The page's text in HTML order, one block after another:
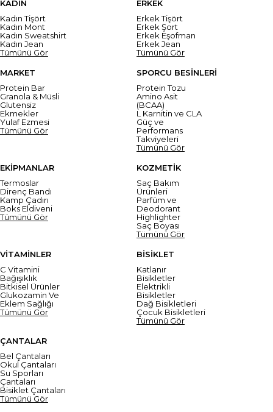
KADIN
Kadın Tişört
Kadın Mont
Kadın Sweatshirt
Kadın Jean
Tümünü Gör
ERKEK
Erkek Tişört
Erkek Şort
Erkek Eşofman
Erkek Jean
Tümünü Gör
MARKET
Protein Bar
Granola & Müsli
Glutensiz
Ekmekler
Yulaf Ezmesi
Tümünü Gör
SPORCU BESİNLERİ
Protein Tozu
Amino Asit
(BCAA)
L Karnitin ve CLA
Güç ve
Performans
Takviyeleri
Tümünü Gör
EKİPMANLAR
Termoslar
Direnç Bandı
Kamp Çadırı
Boks Eldiveni
Tümünü Gör
KOZMETİK
Saç Bakım
Ürünleri
Parfüm ve
Deodorant
Highlighter
Saç Boyası
Tümünü Gör
VİTAMİNLER
C Vitamini
Bağışıklık
Bitkisel Ürünler
Glukozamin Ve
Eklem Sağlığı
Tümünü Gör
BİSİKLET
Katlanır
Bisikletler
Elektrikli
Bisikletler
Dağ Bisikletleri
Çocuk Bisikletleri
Tümünü Gör
ÇANTALAR
Bel Çantaları
Okul Çantaları
Su Sporları
Çantaları
Bisiklet Çantaları
Tümünü Gör